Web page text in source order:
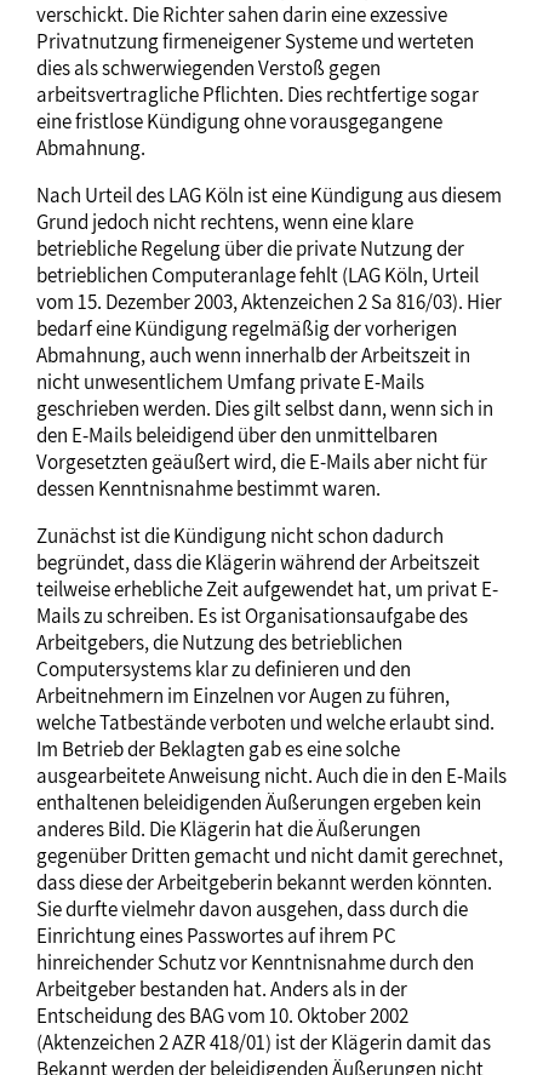
verschickt. Die Richter sahen darin eine exzessive
Privatnutzung firmeneigener Systeme und werteten
dies als schwerwiegenden Verstoß gegen
arbeitsvertragliche Pflichten. Dies rechtfertige sogar
eine fristlose Kündigung ohne vorausgegangene
Abmahnung.
Nach Urteil des LAG Köln ist eine Kündigung aus diesem
Grund jedoch nicht rechtens, wenn eine klare
betriebliche Regelung über die private Nutzung der
betrieblichen Computeranlage fehlt (LAG Köln, Urteil
vom 15. Dezember 2003, Aktenzeichen 2 Sa 816/03). Hier
bedarf eine Kündigung regelmäßig der vorherigen
Abmahnung, auch wenn innerhalb der Arbeitszeit in
nicht unwesentlichem Umfang private E-Mails
geschrieben werden. Dies gilt selbst dann, wenn sich in
den E-Mails beleidigend über den unmittelbaren
Vorgesetzten geäußert wird, die E-Mails aber nicht für
dessen Kenntnisnahme bestimmt waren.
Zunächst ist die Kündigung nicht schon dadurch
begründet, dass die Klägerin während der Arbeitszeit
teilweise erhebliche Zeit aufgewendet hat, um privat E-
Mails zu schreiben. Es ist Organisationsaufgabe des
Arbeitgebers, die Nutzung des betrieblichen
Computersystems klar zu definieren und den
Arbeitnehmern im Einzelnen vor Augen zu führen,
welche Tatbestände verboten und welche erlaubt sind.
Im Betrieb der Beklagten gab es eine solche
ausgearbeitete Anweisung nicht. Auch die in den E-Mails
enthaltenen beleidigenden Äußerungen ergeben kein
anderes Bild. Die Klägerin hat die Äußerungen
gegenüber Dritten gemacht und nicht damit gerechnet,
dass diese der Arbeitgeberin bekannt werden könnten.
Sie durfte vielmehr davon ausgehen, dass durch die
Einrichtung eines Passwortes auf ihrem PC
hinreichender Schutz vor Kenntnisnahme durch den
Arbeitgeber bestanden hat. Anders als in der
Entscheidung des BAG vom 10. Oktober 2002
(Aktenzeichen 2 AZR 418/01) ist der Klägerin damit das
Bekannt werden der beleidigenden Äußerungen nicht